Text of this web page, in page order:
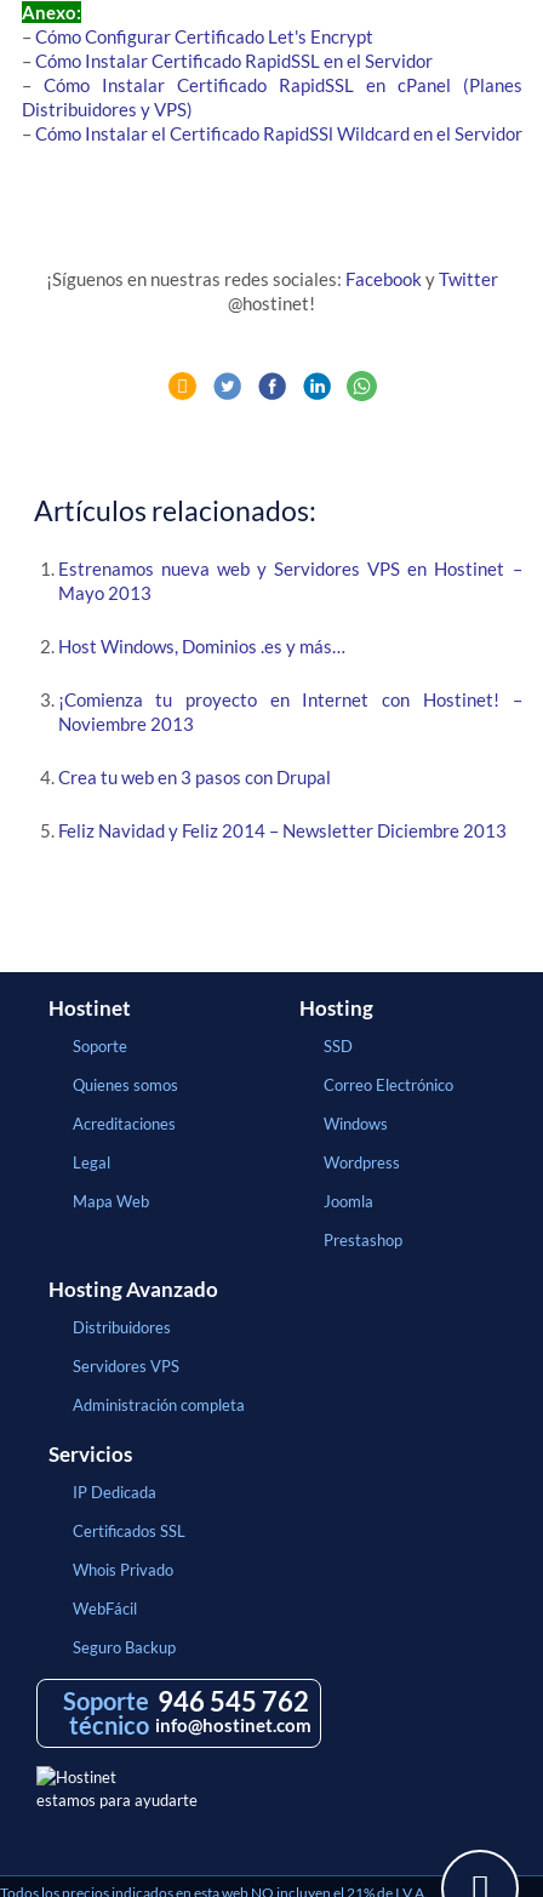
Anexo:
–Cómo Configurar Certificado Let's Encrypt
–Cómo Instalar Certificado RapidSSL en el Servidor
– Cómo Instalar Certificado RapidSSL en cPanel (Planes
Distribuidores y VPS)
–Cómo Instalar el Certificado RapidSSl Wildcard en el Servidor
¡Síguenos en nuestras redes sociales: Facebook yTwitter
@hostinet!
Artículos relacionados:
Estrenamos nueva web y Servidores VPS en Hostinet –
Mayo 2013
Host Windows, Dominios .es y más…
¡Comienza tu proyecto en Internet con Hostinet! –
Noviembre 2013
Crea tu web en 3 pasos con Drupal
Feliz Navidad y Feliz 2014 – Newsletter Diciembre 2013
Hostinet
Soporte
Quienes somos
Acreditaciones
Legal
Mapa Web
Hosting
SSD
Correo Electrónico
Windows
Wordpress
Joomla
Prestashop
Hosting Avanzado
Distribuidores
Servidores VPS
Administración completa
Servicios
IP Dedicada
Certificados SSL
Whois Privado
WebFácil
Seguro Backup
Soporte
técnico
946 545 762
info@hostinet.com
estamos para ayudarte
Todos los precios indicados en esta web NO incluyen el 21% de I.V.A.